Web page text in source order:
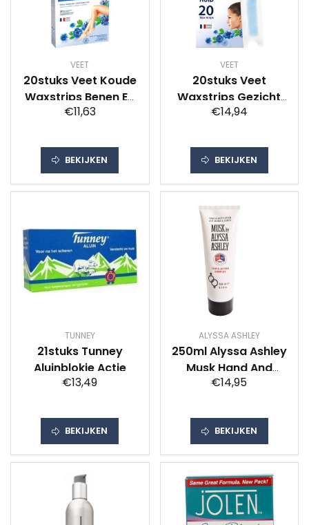
VEET
20stuks Veet Koude
Waxstrips Benen En
Lichaam Gevoelige
€11,63
BEKIJKEN
VEET
20stuks Veet
Waxstrips Gezicht
Gevoelige Huid
€14,94
BEKIJKEN
TUNNEY
21stuks Tunney
Aluinblokje Actie
€13,49
BEKIJKEN
ALYSSA ASHLEY
250ml Alyssa Ashley
Musk Hand And
Bodylotion Triple
€14,95
BEKIJKEN